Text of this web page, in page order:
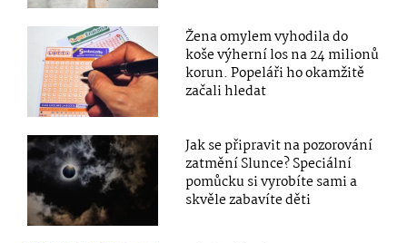
Žena omylem vyhodila do
koše výherní los na 24 milionů
korun. Popeláři ho okamžitě
začali hledat
Jak se připravit na pozorování
zatmění Slunce? Speciální
pomůcku si vyrobíte sami a
skvěle zabavíte děti